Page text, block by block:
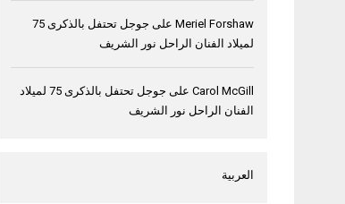
Meriel Forshaw على
جوجل تحتفل بالذكرى 75
لميلاد الفنان الراحل نور الشريف
Carol McGill على
جوجل تحتفل بالذكرى 75 لميلاد
الفنان الراحل نور الشريف
العربية